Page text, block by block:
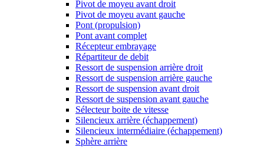
Pivot de moyeu avant droit
Pivot de moyeu avant gauche
Pont (propulsion)
Pont avant complet
Récepteur embrayage
Répartiteur de debit
Ressort de suspension arrière droit
Ressort de suspension arrière gauche
Ressort de suspension avant droit
Ressort de suspension avant gauche
Sélecteur boite de vitesse
Silencieux arrière (échappement)
Silencieux intermédiaire (échappement)
Sphère arrière